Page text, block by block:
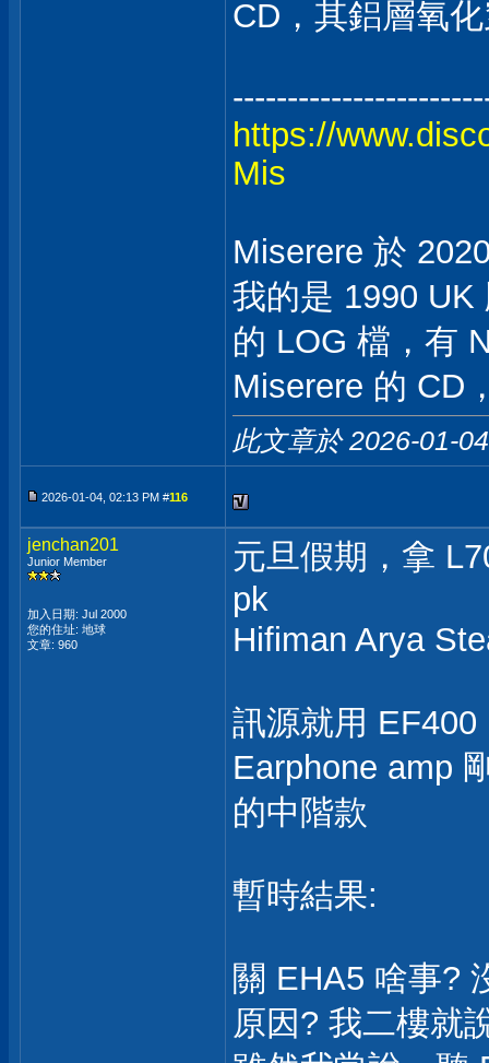
CD，其鋁層氧
https://
Mis
Miserere 於
我的是 1990 UK
的 LOG 檔，有
Miserere 的 CD
此文章於 2026-01-
2026-01-04, 02:13 PM #116
jenchan201
Junior Member
加入日期: Jul 2000
您的住址: 地球
文章: 960
元旦假期，拿
pk
Hifiman Arya
訊源就用
Earphone amp
的中階款
暫時結果:
關 EHA5 啥事?
原因? 我二樓就